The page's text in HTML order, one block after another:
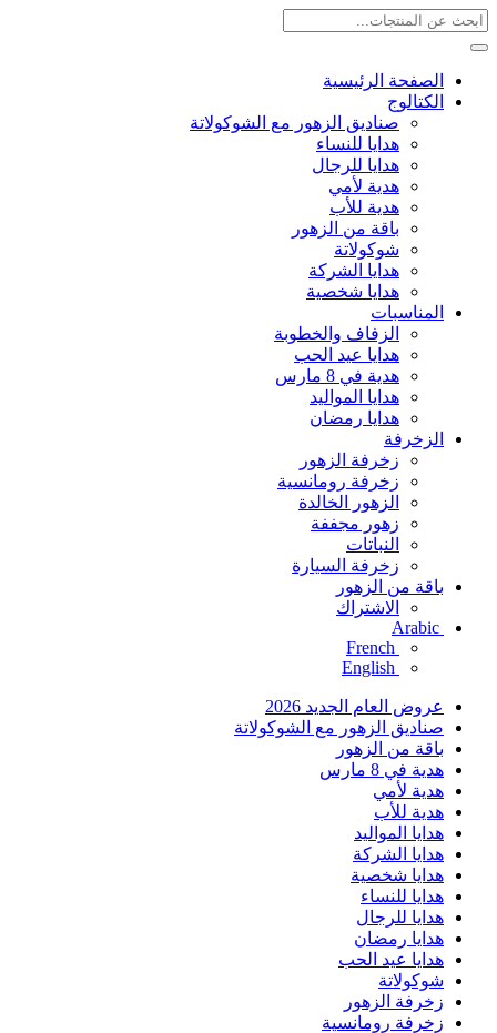
الصفحة الرئيسية
الكتالوج
صناديق الزهور مع الشوكولاتة
هدايا للنساء
هدايا للرجال
هدية لأمي
هدية للأب
باقة من الزهور
شوكولاتة
هدايا الشركة
هدايا شخصية
المناسبات
الزفاف والخطوبة
هدايا عيد الحب
هدية في 8 مارس
هدايا المواليد
هدايا رمضان
الزخرفة
زخرفة الزهور
زخرفة رومانسية
الزهور الخالدة
زهور مجففة
النباتات
زخرفة السيارة
باقة من الزهور
الاشتراك
Arabic
French
English
عروض العام الجديد 2026
صناديق الزهور مع الشوكولاتة
باقة من الزهور
هدية في 8 مارس
هدية لأمي
هدية للأب
هدايا المواليد
هدايا الشركة
هدايا شخصية
هدايا للنساء
هدايا للرجال
هدايا رمضان
هدايا عيد الحب
شوكولاتة
زخرفة الزهور
زخرفة رومانسية